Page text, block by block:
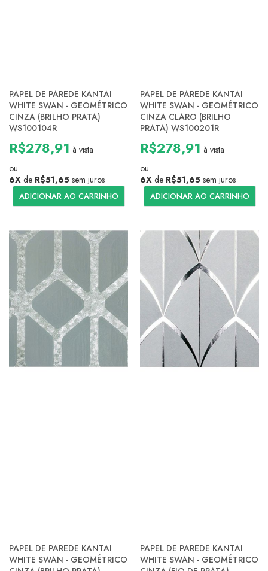
PAPEL DE PAREDE KANTAI
WHITE SWAN - GEOMÉTRICO
CINZA (BRILHO PRATA)
WS100104R
R$278,91 à vista
ou
6X de R$51,65 sem juros
ADICIONAR AO CARRINHO
PAPEL DE PAREDE KANTAI
WHITE SWAN - GEOMÉTRICO
CINZA CLARO (BRILHO
PRATA) WS100201R
R$278,91 à vista
ou
6X de R$51,65 sem juros
ADICIONAR AO CARRINHO
PAPEL DE PAREDE KANTAI
WHITE SWAN - GEOMÉTRICO
PAPEL DE PAREDE KANTAI
WHITE SWAN - GEOMÉTRICO